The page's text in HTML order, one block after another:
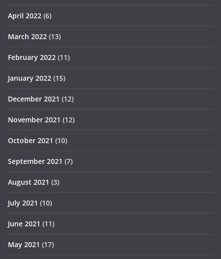
April 2022 (6)
March 2022 (13)
February 2022 (11)
January 2022 (15)
December 2021 (12)
November 2021 (12)
October 2021 (10)
September 2021 (7)
August 2021 (3)
July 2021 (10)
June 2021 (11)
May 2021 (17)